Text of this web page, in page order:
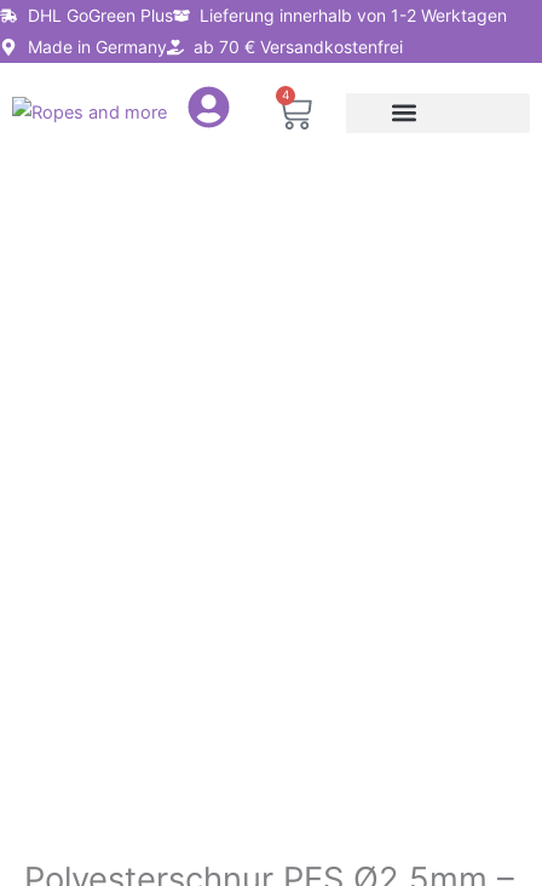
Zum
Inhalt
DHL GoGreen Plus
Lieferung innerhalb von 1-2 Werktagen
Made in Germany
ab 70 € Versandkostenfrei
4
Warenkorb
Germany